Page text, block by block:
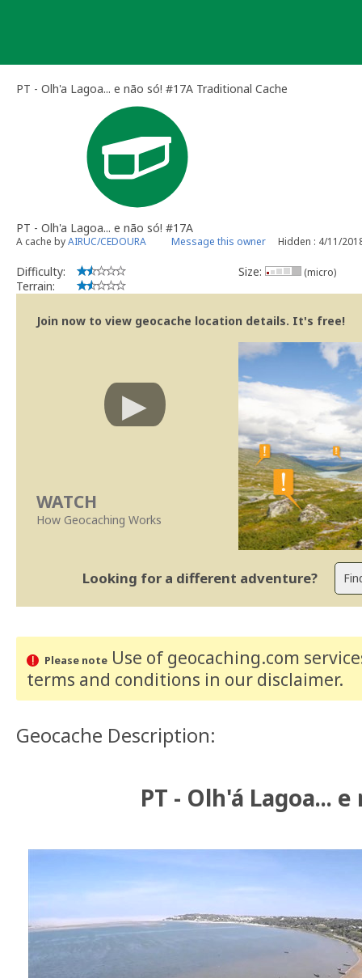
PT - Olh'a Lagoa... e não só! #17A Traditional Cache
PT - Olh'a Lagoa... e não só! #17A
A cache byAIRUC/CEDOURA Message this owner Hidden : 4/11/
Difficulty:
Terrain:
Size: (micro)
Join now to view geocache location details. It's free!
WATCH
How Geocaching Works
Looking for a different adventure?
Please noteUse of geocaching.com
terms and conditions in our disclaimer.
Geocache Description:
PT - Olh'á Lagoa... e